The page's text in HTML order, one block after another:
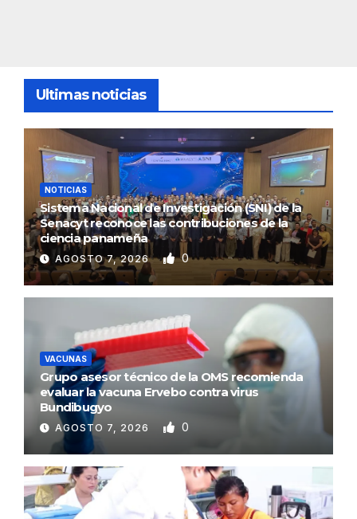
Ultimas noticias
NOTICIAS
Sistema Nacional de Investigación (SNI) de la
Senacyt reconoce las contribuciones de la
ciencia panameña
AGOSTO 7, 2026 0
VACUNAS
Grupo asesor técnico de la OMS recomienda
evaluar la vacuna Ervebo contra virus
Bundibugyo
AGOSTO 7, 2026 0